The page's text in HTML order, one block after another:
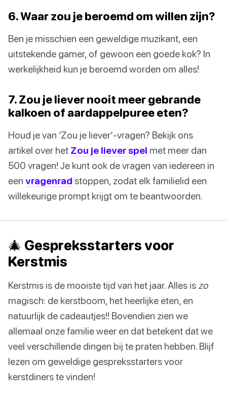
6. Waar zou je beroemd om willen zijn?
Ben je misschien een geweldige muzikant, een
uitstekende gamer, of gewoon een goede kok? In
werkelijkheid kun je beroemd worden om alles!
7. Zou je liever nooit meer gebrande
kalkoen of aardappelpuree eten?
Houd je van ‘Zou je liever’-vragen? Bekijk ons
artikel over het Zou je liever spel met meer dan
500 vragen! Je kunt ook de vragen van iedereen in
een vragenrad stoppen, zodat elk familielid een
willekeurige prompt krijgt om te beantwoorden.
🎄 Gespreksstarters voor
Kerstmis
Kerstmis is de mooiste tijd van het jaar. Alles is zo
magisch: de kerstboom, het heerlijke eten, en
natuurlijk de cadeautjes!! Bovendien zien we
allemaal onze familie weer en dat betekent dat we
veel verschillende dingen bij te praten hebben. Blijf
lezen om geweldige gespreksstarters voor
kerstdiners te vinden!